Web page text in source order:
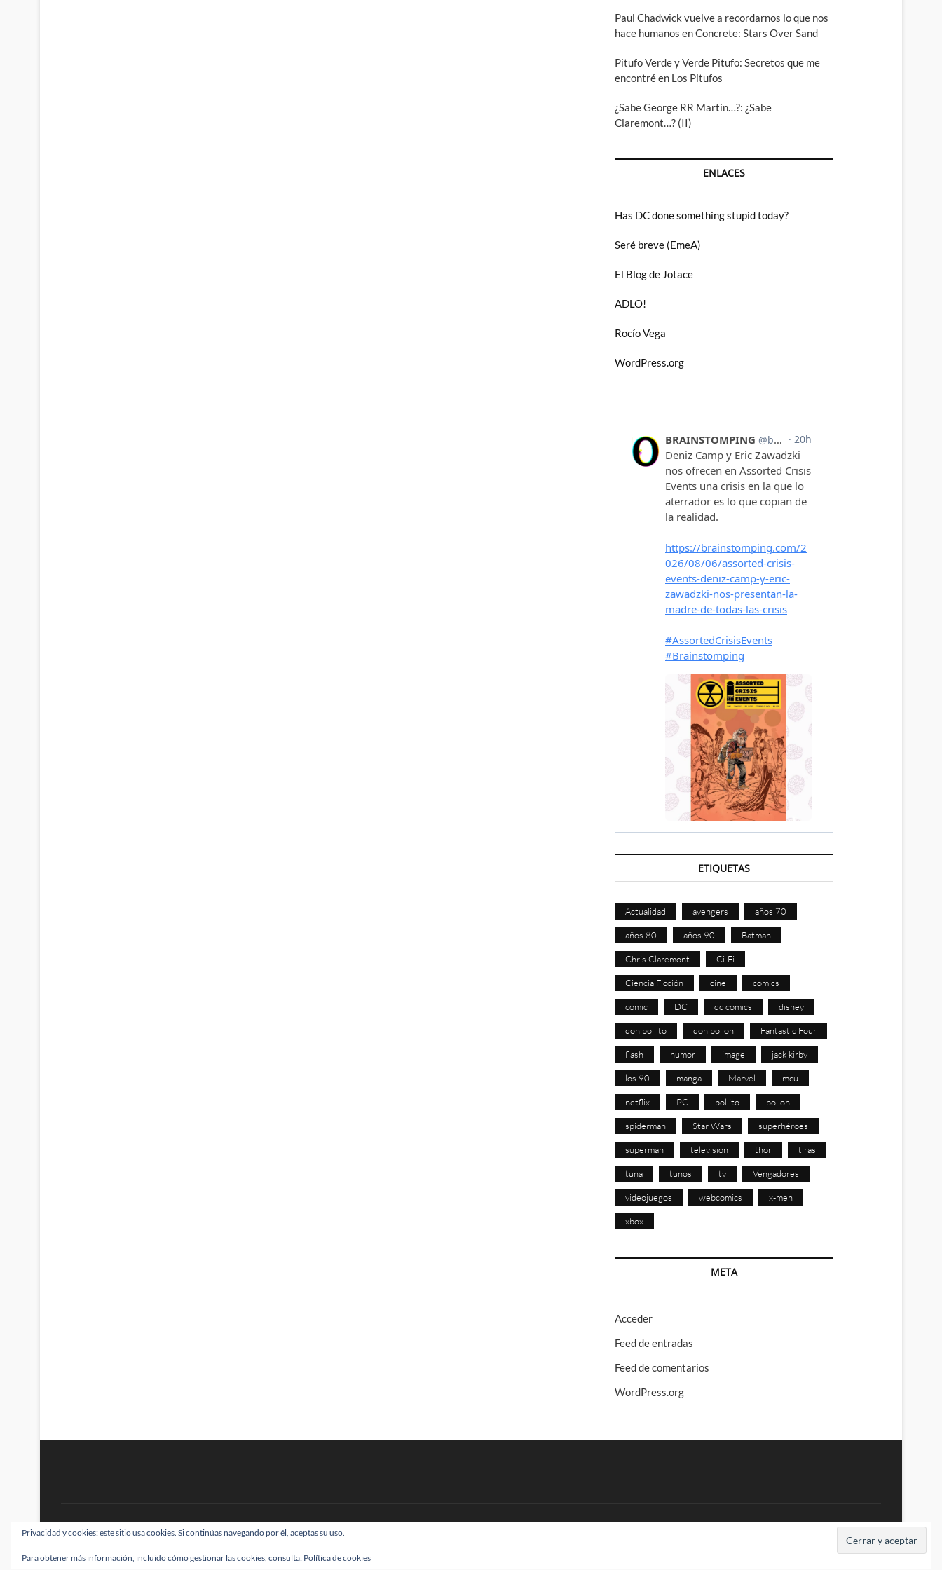
Paul Chadwick vuelve a recordarnos lo que nos
hace humanos en Concrete: Stars Over Sand
Pitufo Verde y Verde Pitufo: Secretos que me
encontré en Los Pitufos
¿Sabe George RR Martin…?: ¿Sabe
Claremont…? (II)
ENLACES
Has DC done something stupid today?
Seré breve (EmeA)
El Blog de Jotace
ADLO!
Rocío Vega
WordPress.org
ETIQUETAS
Actualidad avengers años 70
años 80 años 90 Batman
Chris Claremont Ci-Fi
Ciencia Ficción cine comics
cómic DC dc comics disney
don pollito don pollon Fantastic Four
flash humor image jack kirby
los 90 manga Marvel mcu
netflix PC pollito pollon
spiderman Star Wars superhéroes
superman televisión thor tiras
tuna tunos tv Vengadores
videojuegos webcomics x-men
xbox
META
Acceder
Feed de entradas
Feed de comentarios
WordPress.org
BRAINSTOMPING| Diseñado por:Theme Freesia|WordPress| © Todos los derechos reservados
Privacidad y cookies: este sitio usa cookies. Si continúas navegando por él, aceptas su uso.
Para obtener más información, incluido cómo gestionar las cookies, consulta: Política de cookies